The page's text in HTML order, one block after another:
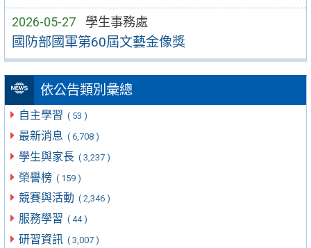
2026-05-27 學生事務處
國防部國軍第60屆文藝金像獎
依公告類別彙總
自主學習 ( 53 )
最新消息 ( 6,708 )
學生與家長 ( 3,237 )
榮譽榜 ( 159 )
競賽與活動 ( 2,346 )
服務學習 ( 44 )
研習資訊 ( 3,007 )